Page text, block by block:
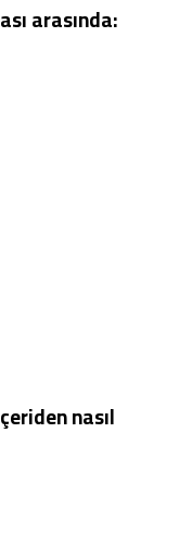
arasında:
nasıl